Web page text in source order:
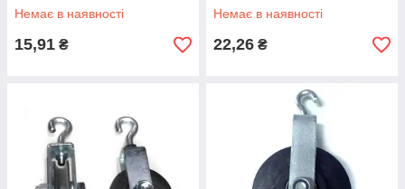
Немає в наявності
15,91 ₴
Немає в наявності
22,26 ₴